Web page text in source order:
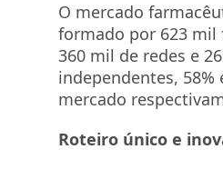
O mercado
formado por 623 mil
360 mil de redes e
independentes, 58%
mercado
Roteiro único e